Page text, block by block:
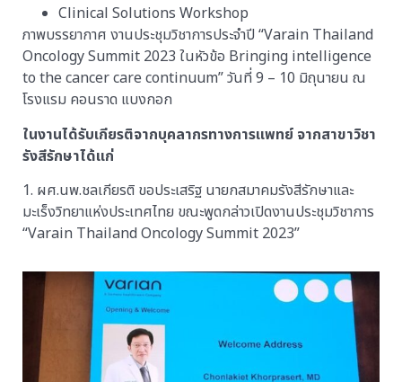
Clinical Solutions Workshop
ภาพบรรยากาศ งานประชุมวิชาการประจำปี “Varain Thailand
Oncology Summit 2023 ในหัวข้อ Bringing intelligence
to the cancer care continuum” วันที่ 9 – 10 มิถุนายน ณ
โรงแรม คอนราด แบงกอก
ในงานได้รับเกียรติจากบุคลากรทางการแพทย์ จากสาขาวิชา
รังสีรักษาได้แก่
1. ผศ.นพ.ชลเกียรติ ขอประเสริฐ นายกสมาคมรังสีรักษาและ
มะเร็งวิทยาแห่งประเทศไทย ขณะพูดกล่าวเปิดงานประชุมวิชาการ
“Varain Thailand Oncology Summit 2023”